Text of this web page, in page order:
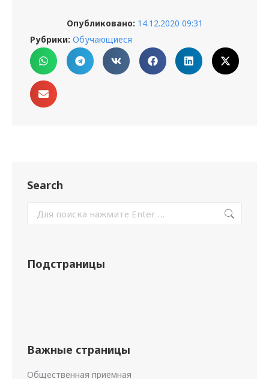
Опубликовано: 14.12.2020 09:31
Рубрики: Обучающиеся
Search
Подстраницы
Важные страницы
Общественная приёмная